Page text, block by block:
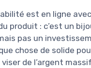
est en ligne
produit : c’est un
pas un
chose de solide
de l’argent massif